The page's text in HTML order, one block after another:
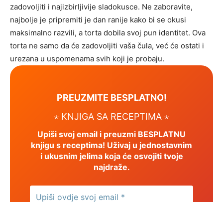
zadovoljiti i najizbirljivije sladokusce. Ne zaboravite,
najbolje je pripremiti je dan ranije kako bi se okusi
maksimalno razvili, a torta dobila svoj pun identitet. Ova
torta ne samo da će zadovoljiti vaša čula, već će ostati i
urezana u uspomenama svih koji je probaju.
PREUZMITE BESPLATNO!
⋆ KNJIGA SA RECEPTIMA ⋆
Upiši svoj email i preuzmi BESPLATNU
knjigu s receptima! Uživaj u jednostavnim
i ukusnim jelima koja će osvojiti tvoje
najdraže.